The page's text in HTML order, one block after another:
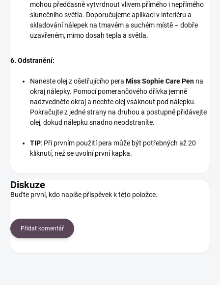
mohou předčasně vytvrdnout vlivem přímého i nepřímého
slunečního světla. Doporučujeme aplikaci v interiéru a
skladování nálepek na tmavém a suchém místě – dobře
uzavřeném, mimo dosah tepla a světla.
6. Odstranění:
Naneste olej z ošetřujícího pera Miss Sophie Care Pen na
okraj nálepky. Pomocí pomerančového dřívka jemně
nadzvedněte okraj a nechte olej vsáknout pod nálepku.
Pokračujte z jedné strany na druhou a postupně přidávejte
olej, dokud nálepku snadno neodstraníte.
TIP: Při prvním použití pera může být potřebných až 20
kliknutí, než se uvolní první kapka.
Diskuze
Buďte první, kdo napíše příspěvek k této položce.
Přidat komentář